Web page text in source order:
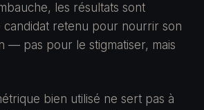
les résultats sont
candidat retenu pour nourrir son
— pas pour le stigmatiser, mais
bien utilisé ne sert pas à